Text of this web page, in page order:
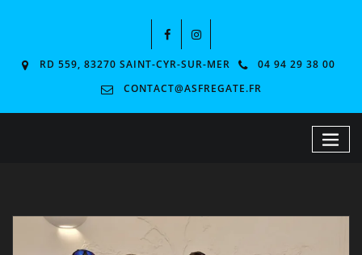
RD 559, 83270 SAINT-CYR-SUR-MER
04 94 29 38 00
CONTACT@ASFREGATE.FR